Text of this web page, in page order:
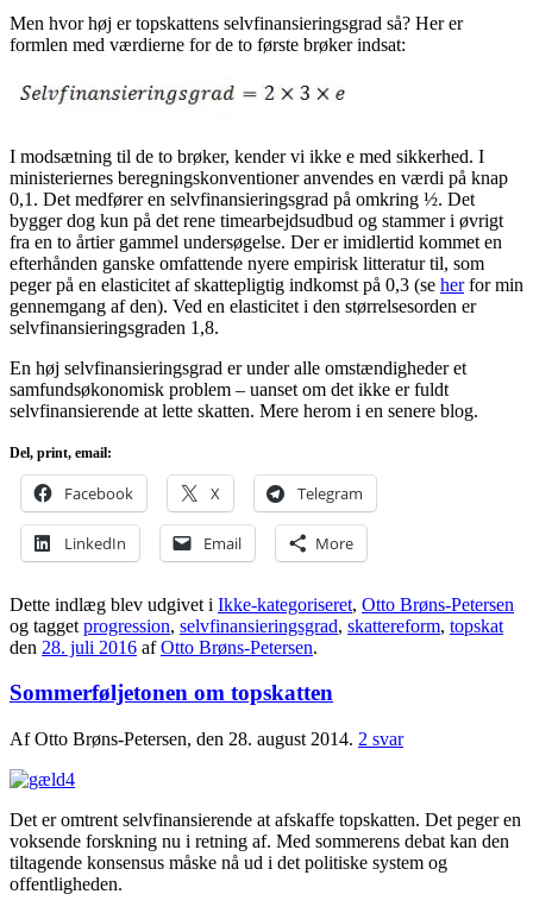
Men hvor høj er topskattens selvfinansieringsgrad så? Her er
formlen med værdierne for de to første brøker indsat:
I modsætning til de to brøker, kender vi ikke e med sikkerhed. I
ministeriernes beregningskonventioner anvendes en værdi på knap
0,1. Det medfører en selvfinansieringsgrad på omkring ½. Det
bygger dog kun på det rene timearbejdsudbud og stammer i øvrigt
fra en to årtier gammel undersøgelse. Der er imidlertid kommet en
efterhånden ganske omfattende nyere empirisk litteratur til, som
peger på en elasticitet af skattepligtig indkomst på 0,3 (se herfor min
gennemgang af den). Ved en elasticitet i den størrelsesorden er
selvfinansieringsgraden 1,8.
En høj selvfinansieringsgrad er under alle omstændigheder et
samfundsøkonomisk problem – uanset om det ikke er fuldt
selvfinansierende at lette skatten. Mere herom i en senere blog.
Del, print, email:
Facebook X Telegram
LinkedIn Email More
Dette indlæg blev udgivet i Ikke-kategoriseret, Otto Brøns-Petersen
og tagget progression, selvfinansieringsgrad, skattereform, topskat
den 28. juli 2016 afOtto Brøns-Petersen.
Sommerføljetonen om topskatten
Af Otto Brøns-Petersen, den 28. august 2014. 2 svar
Det er omtrent selvfinansierende at afskaffe topskatten. Det peger en
voksende forskning nu i retning af. Med sommerens debat kan den
tiltagende konsensus måske nå ud i det politiske system og
offentligheden.